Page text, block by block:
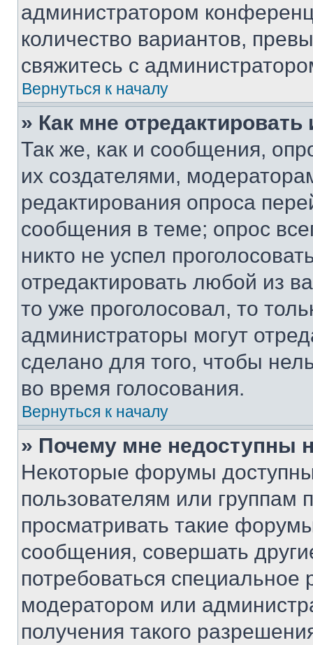
администратором
количество вариантов,
свяжитесь с
Вернуться к началу
» Как мне
Так же, как и сообщения,
их создателями,
редактирования опроса
сообщения в теме; опрос
никто не успел
отредактировать любой из
то уже проголосовал, то
администраторы могут
сделано для того, чтобы
во время голосования.
Вернуться к началу
» Почему мне недоступны
Некоторые форумы
пользователям или группам
просматривать такие
сообщения, совершать
потребоваться
модератором или
получения такого